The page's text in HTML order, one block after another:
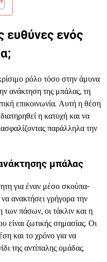
ευθύνες ενός
ρόλο τόσο στην άμυνα
ανάκτηση της μπάλας, τη
επικοινωνία. Αυτή η θέση
η κατοχή και να
παράλληλα την
μπάλας
για έναν μέσο σκούπα-
ανακτήσει γρήγορα την
των πάσων, οι τάκλιν και η
είναι ζωτικής σημασίας. Οι
και το χρόνο για να
της αντίπαλης ομάδας.